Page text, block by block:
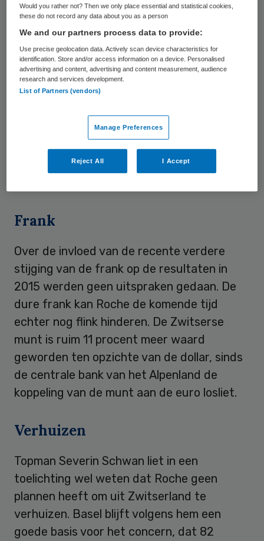
wisselkoerseffecten steeg de omzet met 5
procent en nam de winst met 6 procent toe.
Antigriepmiddel
Roche zag onder meer een sterke vraag
naar zijn medicijnen tegen borstkanker en
het antigriepmiddel Tamiflu. Voor 2015
voorziet het concern opnieuw een kleine
groei van de omzet, tegen constante
Frank
Over de invloed van de recente verdere
stijging van de frank op de resultaten in
2015 werden geen uitspraken gedaan. De
dure frank kan Roche de komende tijd
echter nog flink hinderen. De Zwitserse
munt is ruim 11 procent meer waard
geworden ten opzichte van de dollar, sinds
de centrale bank van het Alpenland de
koppeling van de munt aan de euro losliet.
Verhuizen
Topman Severin Schwan liet in een
toelichting wel weten dat Roche geen
plannen heeft om uit Zwitserland te
verhuizen. Basel blijft volgens hem een
goede basis voor het concern, dat 82
Would you rather not? Then we only place essential and statistical cookies,
these do not record any data about you as a person
We and our partners process data to provide:
Use precise geolocation data. Actively scan device characteristics for
identification. Store and/or access information on a device. Personalised
advertising and content, advertising and content measurement, audience
research and services development.
List of Partners (vendors)
Manage Preferences
Reject All I Accept